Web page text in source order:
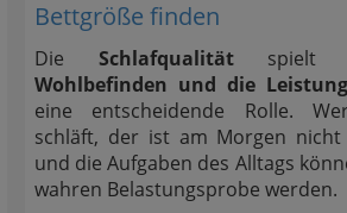
Bettgröße finden
Die Schlafqualitätspielt
Wohlbefinden und die
eine entscheidende Rolle.
schläft, der ist am Morgen nicht
und die Aufgaben des Alltags
wahren Belastungsprobe werden.